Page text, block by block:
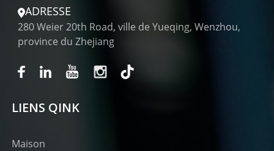
ADRESSE
280 Weier 20th Road, ville de Yueqing, Wenzhou,
province du Zhejiang
LIENS QINK
Maison